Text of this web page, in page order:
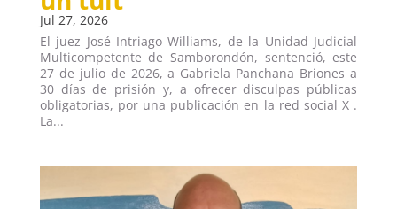
Jul 27, 2026
El juez José Intriago Williams, de la Unidad Judicial
Multicompetente de Samborondón, sentenció, este
27 de julio de 2026, a Gabriela Panchana Briones a
30 días de prisión y, a ofrecer disculpas públicas
obligatorias, por una publicación en la red social X .
La...